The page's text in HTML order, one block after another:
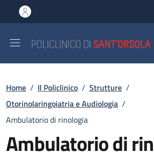
al contenuto principale
to footer content
Briciole di pane
Home / Il Policlinico / Strutture /
Otorinolaringoiatria e Audiologia /
Ambulatorio di rinologia
Ambulatorio di